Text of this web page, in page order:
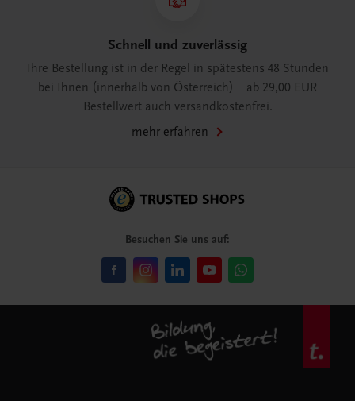
Schnell und zuverlässig
Ihre Bestellung ist in der Regel in spätestens 48 Stunden
bei Ihnen (innerhalb von Österreich) – ab 29,00 EUR
Bestellwert auch versandkostenfrei.
mehr erfahren
Besuchen Sie uns auf: